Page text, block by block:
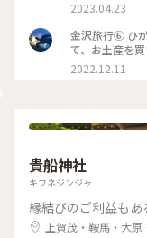
古い街並み #ひがし
北陸応援旅 #ドライブ旅 #金沢 #こと
な街 #こと
こ)と呼ばれる
風情があり素敵です。 東料亭組合の前を
味線のお稽古
金沢 #私のこと
2023.04.23
金沢旅行⑥ ひ
て、お土産を
2022.12.11
貴船神社
キフネジンジャ
縁結びのご利益も
上賀茂・鞍馬・大